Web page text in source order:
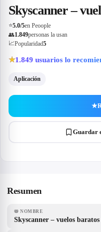
Skyscanner –
⭐5.0/5en Peoople
👥1.849personas la usan
📈Popularidad5
★1.849 usuarios lo
Aplicación
★
Guardar
Resumen
📛 NOMBRE
Skyscanner – vuelos baratos